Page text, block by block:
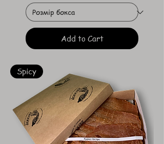
Add to Cart
Spicy